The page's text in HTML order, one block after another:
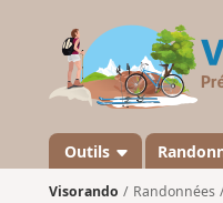
Outils
Visorando Randonnées